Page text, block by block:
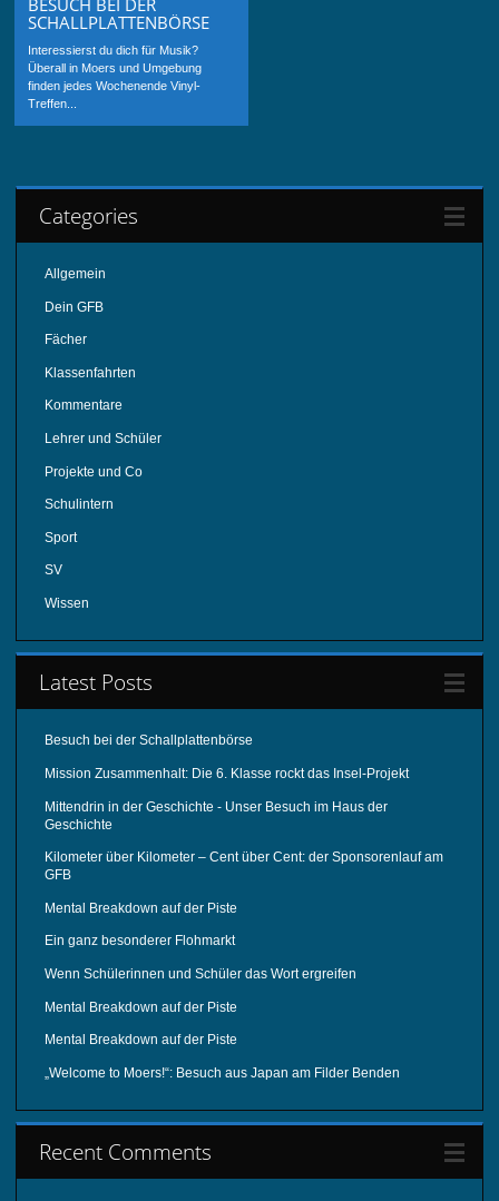
BESUCH BEI DER
SCHALLPLATTENBÖRSE
Interessierst du dich für Musik?
Überall in Moers und Umgebung
finden jedes Wochenende Vinyl-
Treffen...
Categories
Allgemein
Dein GFB
Fächer
Klassenfahrten
Kommentare
Lehrer und Schüler
Projekte und Co
Schulintern
Sport
SV
Wissen
Latest Posts
Besuch bei der Schallplattenbörse
Mission Zusammenhalt: Die 6. Klasse rockt das Insel-Projekt
Mittendrin in der Geschichte - Unser Besuch im Haus der
Geschichte
Kilometer über Kilometer – Cent über Cent: der Sponsorenlauf am
GFB
Mental Breakdown auf der Piste
Ein ganz besonderer Flohmarkt
Wenn Schülerinnen und Schüler das Wort ergreifen
Mental Breakdown auf der Piste
Mental Breakdown auf der Piste
„Welcome to Moers!“: Besuch aus Japan am Filder Benden
Recent Comments